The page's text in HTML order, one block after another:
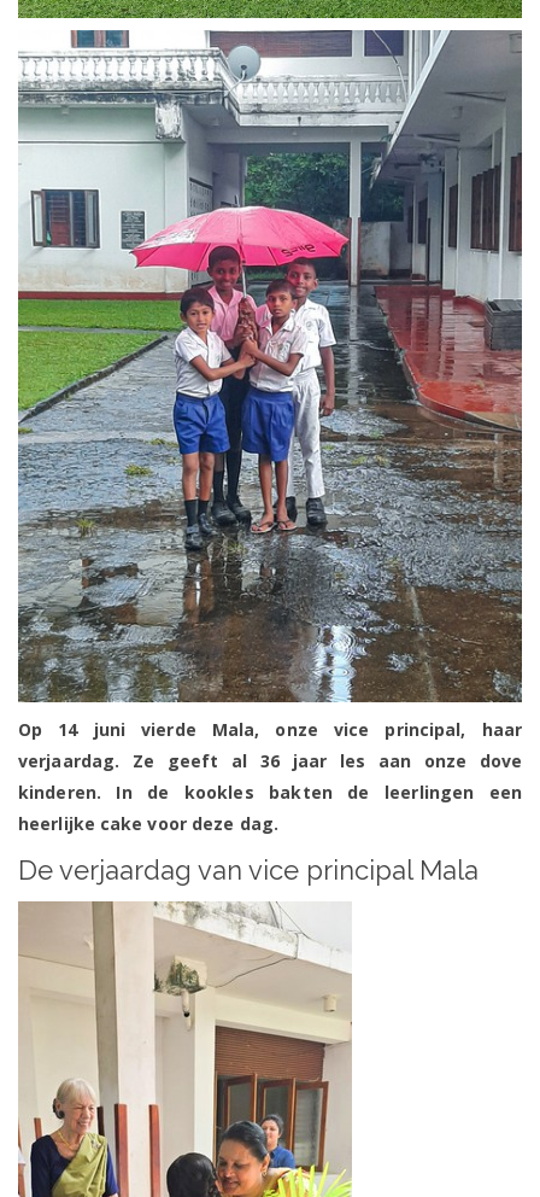
Op 14 juni vierde Mala, onze vice principal, haar
verjaardag. Ze geeft al 36 jaar les aan onze dove
kinderen. In de kookles bakten de leerlingen een
heerlijke cake voor deze dag.
De verjaardag van vice principal Mala